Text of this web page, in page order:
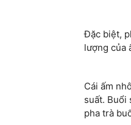
Đặc biệt,
lượng của
Cái ấm
suất. Buổi
pha trà